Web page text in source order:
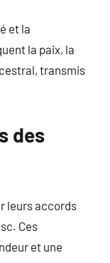
et la
la paix, la
transmis
des
leurs accords
Ces
et une